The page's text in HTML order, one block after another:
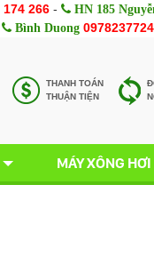
174 266 - HN 185
Bình Duong 0978237724
THANH TOÁN
THUẬN TIỆN
MÁY XÔNG HƠI